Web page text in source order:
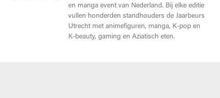
en manga event van Nederland. Bij elke editie
vullen honderden standhouders de Jaarbeurs
Utrecht met animefiguren, manga, K-pop en
K-beauty, gaming en Aziatisch eten.